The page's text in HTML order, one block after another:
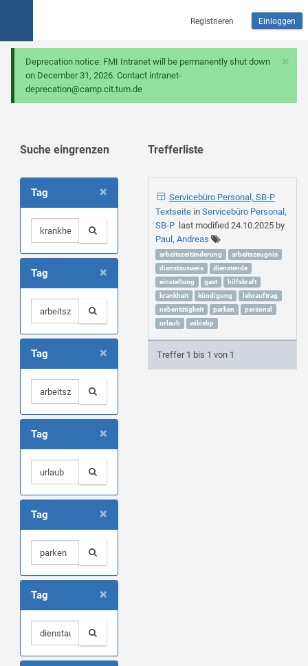
Registrieren Einloggen
×
Deprecation notice: FMI Intranet will be permanently shut down
on December 31, 2026. Contact intranet-
deprecation@camp.cit.tum.de
Suche eingrenzen
×
Tag
×
Tag
×
Tag
×
Tag
×
Tag
×
Tag
Trefferliste
Servicebüro Personal, SB-P
Textseite in Servicebüro Personal,
SB-Plast modified 24.10.2025by
Paul, Andreas
arbeitszeitänderung
arbeitszeugnis
dienstausweis
dienstende
einstellung
gast
hilfskraft
krankheit
kündigung
lehrauftrag
nebentätigkeit
parken
personal
urlaub
wikisbp
Treffer 1 bis 1 von 1